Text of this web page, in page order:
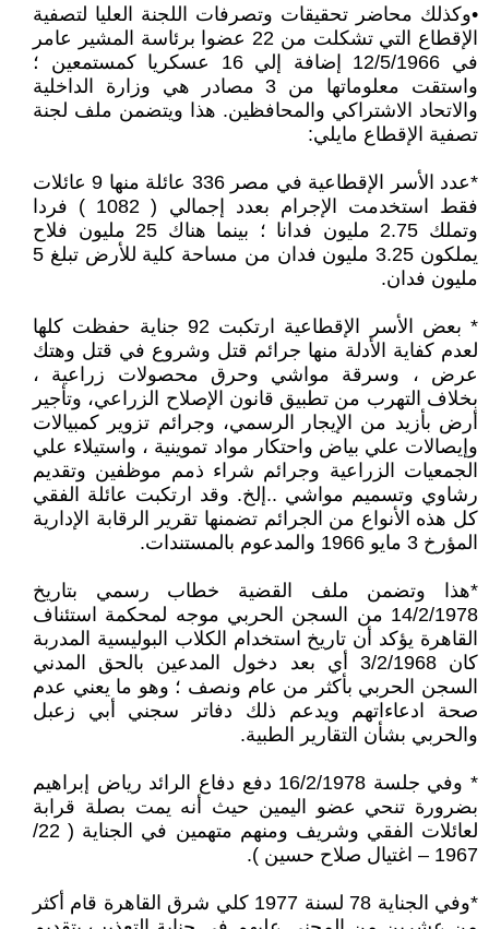
•وكذلك محاضر تحقيقات وتصرفات اللجنة العليا لتصفية
الإقطاع التي تشكلت من 22 عضوا برئاسة المشير عامر
في 12/5/1966 إضافة إلي 16 عسكريا كمستمعين ؛
واستقت معلوماتها من 3 مصادر هي وزارة الداخلية
والاتحاد الاشتراكي والمحافظين. هذا ويتضمن ملف لجنة
تصفية الإقطاع مايلي:
*عدد الأسر الإقطاعية في مصر 336 عائلة منها 9 عائلات
فقط استخدمت الإجرام بعدد إجمالي ( 1082 ) فردا
وتملك 2.75 مليون فدانا ؛ بينما هناك 25 مليون فلاح
يملكون 3.25 مليون فدان من مساحة كلية للأرض تبلغ 5
مليون فدان.
* بعض الأسر الإقطاعية ارتكبت 92 جناية حفظت كلها
لعدم كفاية الأدلة منها جرائم قتل وشروع في قتل وهتك
عرض ، وسرقة مواشي وحرق محصولات زراعية ،
بخلاف التهرب من تطبيق قانون الإصلاح الزراعي، وتأجير
أرض بأزيد من الإيجار الرسمي، وجرائم تزوير كمبيالات
وإيصالات علي بياض واحتكار مواد تموينية ، واستيلاء علي
الجمعيات الزراعية وجرائم شراء ذمم موظفين وتقديم
رشاوي وتسميم مواشي ..إلخ. وقد ارتكبت عائلة الفقي
كل هذه الأنواع من الجرائم تضمنها تقرير الرقابة الإدارية
المؤرخ 3 مايو 1966 والمدعوم بالمستندات.
*هذا وتضمن ملف القضية خطاب رسمي بتاريخ
14/2/1978 من السجن الحربي موجه لمحكمة استئناف
القاهرة يؤكد أن تاريخ استخدام الكلاب البوليسية المدربة
كان 3/2/1968 أي بعد دخول المدعين بالحق المدني
السجن الحربي بأكثر من عام ونصف ؛ وهو ما يعني عدم
صحة ادعاءاتهم ويدعم ذلك دفاتر سجني أبي زعبل
والحربي بشأن التقارير الطبية.
* وفي جلسة 16/2/1978 دفع دفاع الرائد رياض إبراهيم
بضرورة تنحي عضو اليمين حيث أنه يمت بصلة قرابة
لعائلات الفقي وشريف ومنهم متهمين في الجناية ( 22/
1967 – اغتيال صلاح حسين ).
*وفي الجناية 78 لسنة 1977 كلي شرق القاهرة قام أكثر